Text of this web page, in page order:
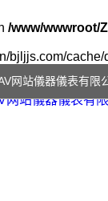
/www/wwwroot/
bjljjs.com/
网站儀器儀表有限